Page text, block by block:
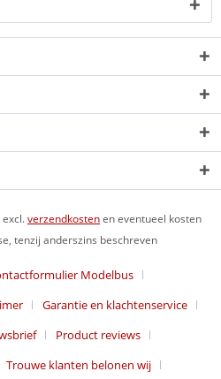
verzendkostenen eventueel kosten
tenzij anderszins beschreven
Modelbus
Garantie en klachtenservice
Product reviews
Trouwe klanten belonen wij